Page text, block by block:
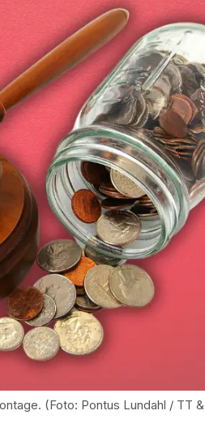
(Foto: Pontus Lundahl / TT &